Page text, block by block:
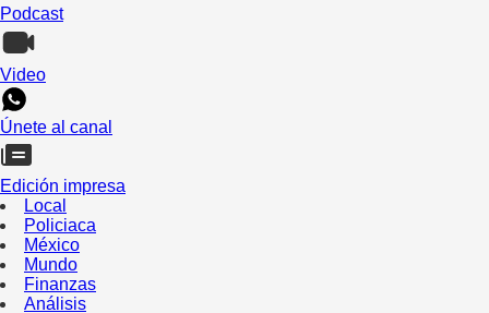
Podcast
Video
Únete al canal
Edición impresa
Local
Policiaca
México
Mundo
Finanzas
Análisis